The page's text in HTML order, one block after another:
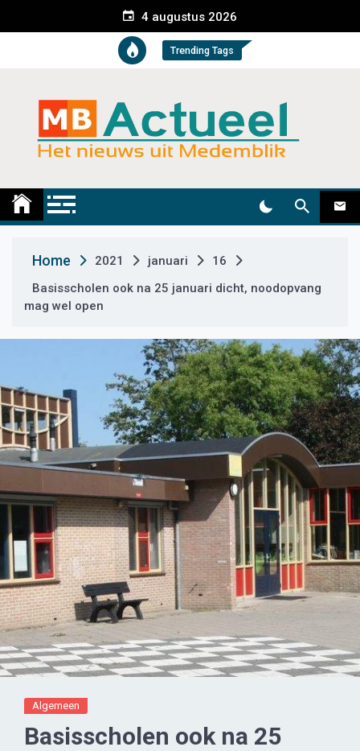
e
t
4 augustus 2026
Trending Tags
Medemblik Actueel
Home 2021 januari
16
Basisscholen ook na 25 januari dicht, noodopvang
mag wel open
Algemeen
Basisscholen ook na 25